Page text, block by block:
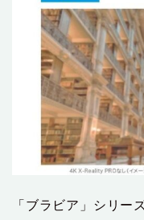
「ブラビア」シリー